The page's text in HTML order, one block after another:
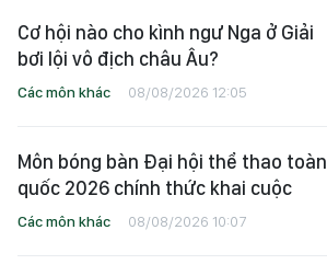
Cơ hội nào cho kình ngư Nga ở Giải
bơi lội vô địch châu Âu?
Các môn khác 08/08/2026 12:05
Môn bóng bàn Đại hội thể thao toàn
quốc 2026 chính thức khai cuộc
Các môn khác 08/08/2026 10:07